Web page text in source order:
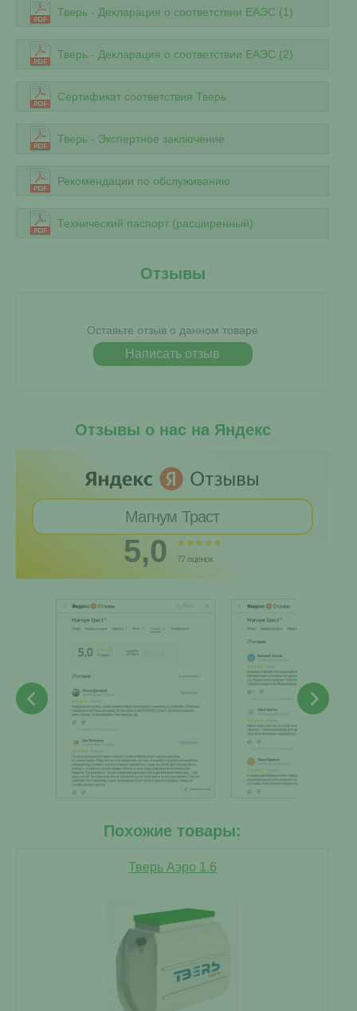
Тверь - Декларация о соответствии ЕАЭС (1)
Тверь - Декларация о соответствии ЕАЭС (2)
Сертификат соответствия Тверь
Тверь - Экспертное заключение
Рекомендации по обслуживанию
Технический паспорт (расширенный)
Отзывы
Оставьте отзыв о данном товаре
Написать отзыв
Отзывы о нас на Яндекс
Магнум Траст
5,0 77 оценок
Похожие товары:
Тверь Аэро 1.6